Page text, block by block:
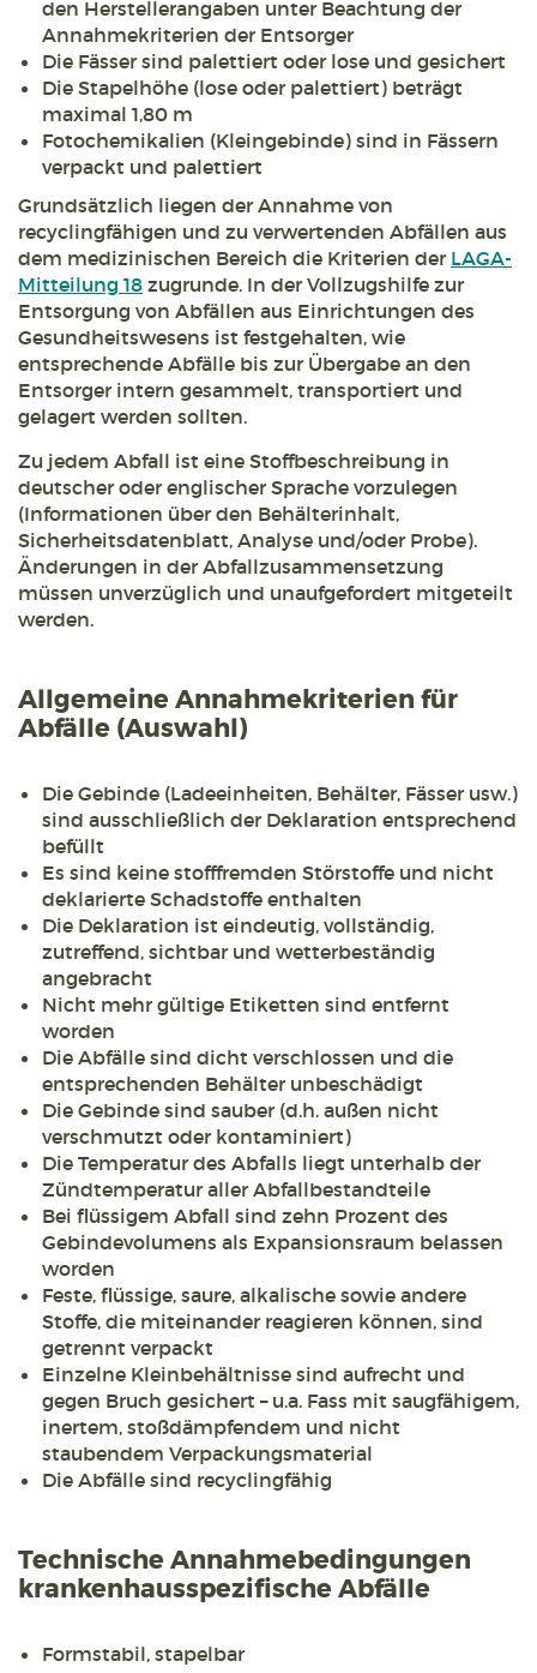
den Herstellerangaben unter Beachtung der
Annahmekriterien der Entsorger
Die Fässer sind palettiert oder lose und gesichert
Die Stapelhöhe (lose oder palettiert) beträgt
maximal 1,80 m
Fotochemikalien (Kleingebinde) sind in Fässern
verpackt und palettiert
Grundsätzlich liegen der Annahme von
recyclingfähigen und zu verwertenden Abfällen aus
dem medizinischen Bereich die Kriterien der LAGA-
Mitteilung 18 zugrunde. In der Vollzugshilfe zur
Entsorgung von Abfällen aus Einrichtungen des
Gesundheitswesens ist festgehalten, wie
entsprechende Abfälle bis zur Übergabe an den
Entsorger intern gesammelt, transportiert und
gelagert werden sollten.
Zu jedem Abfall ist eine Stoffbeschreibung in
deutscher oder englischer Sprache vorzulegen
(Informationen über den Behälterinhalt,
Sicherheitsdatenblatt, Analyse und/oder Probe).
Änderungen in der Abfallzusammensetzung
müssen unverzüglich und unaufgefordert mitgeteilt
werden.
Allgemeine Annahmekriterien für
Abfälle (Auswahl)
Die Gebinde (Ladeeinheiten, Behälter, Fässer usw.)
sind ausschließlich der Deklaration entsprechend
befüllt
Es sind keine stofffremden Störstoffe und nicht
deklarierte Schadstoffe enthalten
Die Deklaration ist eindeutig, vollständig,
zutreffend, sichtbar und wetterbeständig
angebracht
Nicht mehr gültige Etiketten sind entfernt
worden
Die Abfälle sind dicht verschlossen und die
entsprechenden Behälter unbeschädigt
Die Gebinde sind sauber (d.h. außen nicht
verschmutzt oder kontaminiert)
Die Temperatur des Abfalls liegt unterhalb der
Zündtemperatur aller Abfallbestandteile
Bei flüssigem Abfall sind zehn Prozent des
Gebindevolumens als Expansionsraum belassen
worden
Feste, flüssige, saure, alkalische sowie andere
Stoffe, die miteinander reagieren können, sind
getrennt verpackt
Einzelne Kleinbehältnisse sind aufrecht und
gegen Bruch gesichert – u.a. Fass mit saugfähigem,
inertem, stoßdämpfendem und nicht
staubendem Verpackungsmaterial
Die Abfälle sind recyclingfähig
Technische Annahmebedingungen
krankenhausspezifische Abfälle
Formstabil, stapelbar